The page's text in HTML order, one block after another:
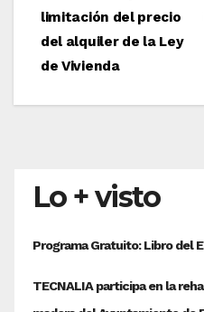
de
entradas
limitación del precio
del alquiler de la Ley
de Vivienda
Lo + visto